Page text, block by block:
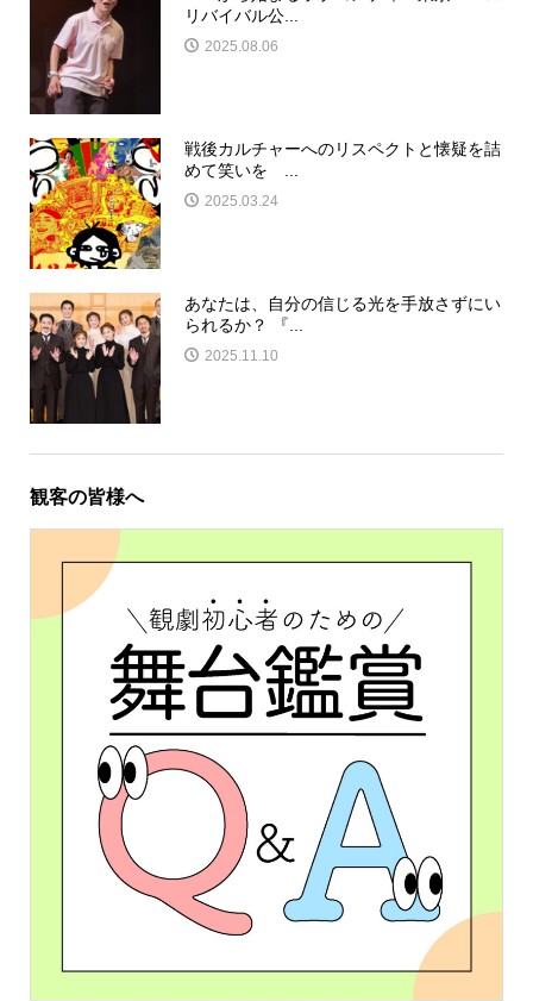
リバイバル公...
2025.08.06
戦後カルチャーへのリスペクトと懐疑を詰
めて笑いを ...
2025.03.24
あなたは、自分の信じる光を手放さずにい
られるか？ 『...
2025.11.10
観客の皆様へ